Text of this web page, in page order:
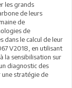
les grands
de leurs
de
de
dans le calcul de leur
V2018, en utilisant
la sensibilisation sur
diagnostic des
une stratégie de